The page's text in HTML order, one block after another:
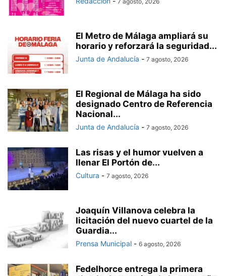
El Metro de Málaga ampliará su
horario y reforzará la seguridad...
Junta de Andalucía - 7 agosto, 2026
El Regional de Málaga ha sido
designado Centro de Referencia
Nacional...
Junta de Andalucía - 7 agosto, 2026
Las risas y el humor vuelven a
llenar El Portón de...
Cultura - 7 agosto, 2026
Joaquín Villanova celebra la
licitación del nuevo cuartel de la
Guardia...
Prensa Municipal - 6 agosto, 2026
Fedelhorce entrega la primera